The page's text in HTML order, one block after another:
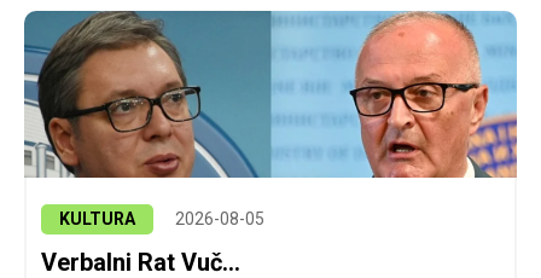
KULTURA 2026-08-05
Verbalni Rat Vuč...